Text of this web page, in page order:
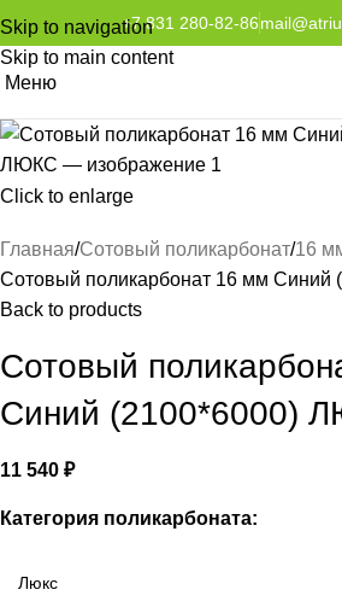
Skip to navigation
Skip to main content
+7 831 280-82-86
Меню
Click to enlarge
Главная Сотовый поликарбонат 16
Сотовый поликарбонат 16 мм
Back to products
Сотовый
Синий (2100*6000)
11 540 ₽
Категория поликарбоната: